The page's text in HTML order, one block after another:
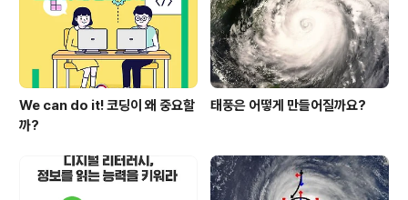
행사를 탈피해 지구인류현안의 이해를 위한 다양한 구성으
로 관람객..
We can do it! 코딩이 왜 중요할
까?
태풍은 어떻게 만들어질까요?